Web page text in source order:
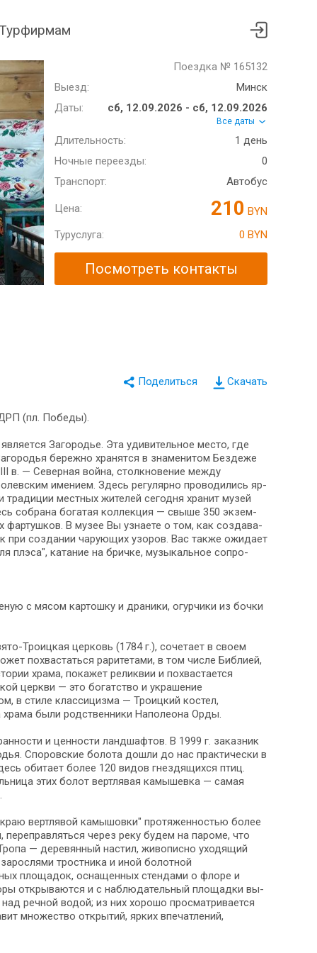
Поездка № 165132
Выезд:
Минск
Даты:
сб, 12.09.2026 - сб, 12.09.2026
Все даты
Длительность:
1 день
Ночные переезды:
0
Транспорт:
Автобус
Цена: 210 BYN
Туруслуга:
0 BYN
Посмотреть контакты
Скачать
(пл. Победы).
Загородье. Эта уди­ви­тель­ное ме­сто, где
бережно хра­нят­ся в зна­ме­ни­том Бездеже
в. — Се­вер­ная вой­на, столкновение меж­ду
име­ни­ем. Здесь ре­гу­ляр­но проводились яр­
­мест­ных жи­те­лей се­год­ня хра­нит му­зей
со­бра­на бо­га­тая кол­лек­ция — свы­ше 350 эк­зем­
В музее Вы узна­е­те о том, как со­зда­ва­
при создании чарующих узоров. Вас так­же ожи­да­ет
плэса", катание на брич­ке, му­зы­каль­ное со­про­
с мя­сом картошку и дра­ни­ки, огурчики из бочки
Троицкая церковь (1784 г.), со­че­та­ет в сво­ем
похвастаться раритетами, в том чис­ле Библией,
хра­ма, покажет ре­лик­вии и похвастается
церк­ви — это бо­гат­ство и укра­ше­ние
в сти­ле клас­си­циз­ма — Троицкий костел,
бы­ли родственники На­по­лео­на Ор­ды.
и ценности ланд­шаф­тов. В 1999 г. заказник
Споровские бо­ло­та дошли до нас прак­ти­че­ски в
оби­та­ет бо­лее 120 ви­дов гнездящихся птиц.
этих бо­лот вертлявая камышевка — са­мая
вертлявой камышовки" про­тя­жен­но­стью бо­лее
че­рез реку бу­дем на пароме, что
— де­ре­вян­ный настил, жи­во­пис­но уходящий
тростника и иной болотной
площадок, оснащенных стендами о флоре и
от­кры­ва­ют­ся и с наблюдательный пло­щад­ки вы­
речной водой; из них хо­ро­шо просматривается
мно­же­ство открытий, яр­ких впечатлений,